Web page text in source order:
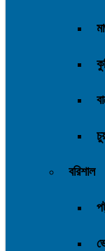
বরিশাল